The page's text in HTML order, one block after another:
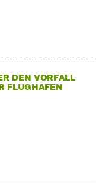
DEN VORFALL
FLUGHAFEN